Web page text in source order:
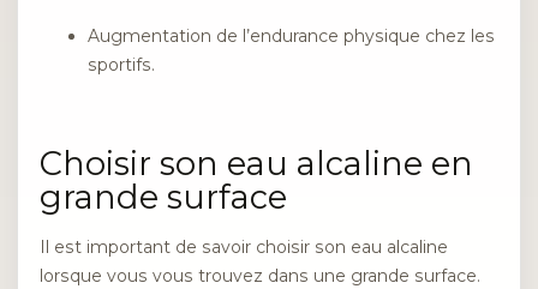
Augmentation de l’endurance physique chez les
sportifs.
Choisir son eau alcaline en
grande surface
Il est important de savoir choisir son eau alcaline
lorsque vous vous trouvez dans une grande surface.